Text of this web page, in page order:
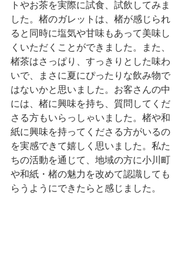
トやお茶を実際に試食、試飲してみま
した。楮のガレットは、楮が感じられ
ると同時に塩気や甘味もあって美味し
くいただくことができました。また、
楮茶はさっぱり、すっきりとした味わ
いで、まさに夏にぴったりな飲み物で
はないかと思いました。お客さんの中
には、楮に興味を持ち、質問してくだ
さる方もいらっしゃいました。楮や和
紙に興味を持ってくださる方がいるの
を実感できて嬉しく思いました。私た
ちの活動を通じて、地域の方に小川町
や和紙・楮の魅力を改めて認識しても
らうようにできたらと感じました。